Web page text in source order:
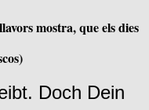
mostra, que els dies
Doch Dein